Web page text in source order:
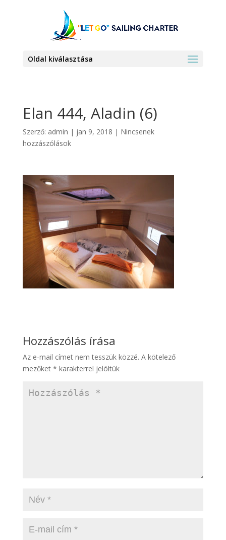
Oldal kiválasztása
Elan 444, Aladin (6)
Szerző: admin | jan 9, 2018 | Nincsenek
hozzászólások
Hozzászólás írása
Az e-mail címet nem tesszük közzé. A kötelező
mezőket * karakterrel jelöltük